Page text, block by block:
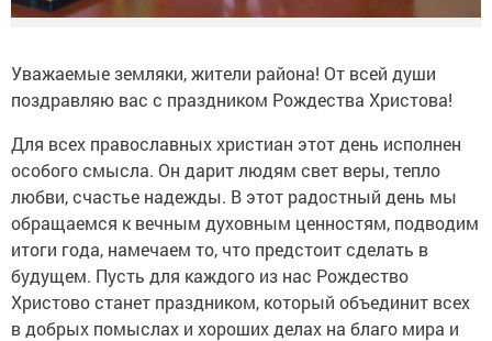
Уважаемые земляки, жители района! От всей души
поздравляю вас с праздником Рождества Христова!
Для всех православных христиан этот день исполнен
особого смысла. Он дарит людям свет веры, тепло
любви, счастье надежды. В этот радостный день мы
обращаемся к вечным духовным ценностям, подводим
итоги года, намечаем то, что предстоит сделать в
будущем. Пусть для каждого из нас Рождество
Христово станет праздником, который объединит всех
в добрых помыслах и хороших делах на благо мира и